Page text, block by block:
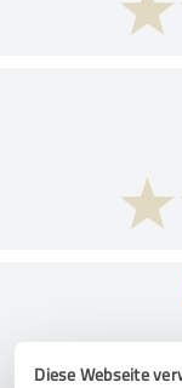
Diese Webseite